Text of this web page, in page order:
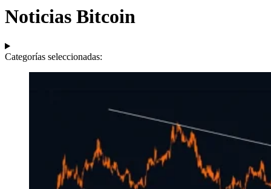
Noticias Bitcoin
Categorías seleccionadas: